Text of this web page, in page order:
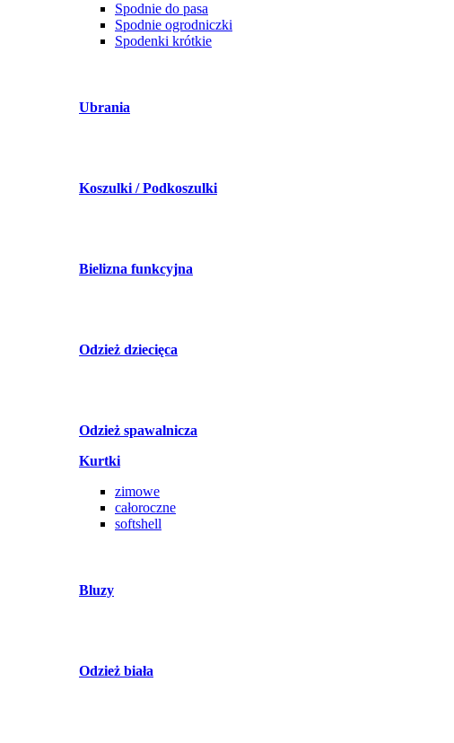
Spodnie do pasa
Spodnie ogrodniczki
Spodenki krótkie
Ubrania
Koszulki / Podkoszulki
Bielizna funkcyjna
Odzież dziecięca
Odzież spawalnicza
Kurtki
zimowe
całoroczne
softshell
Bluzy
Odzież biała